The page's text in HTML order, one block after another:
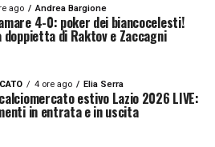
ago Andrea Bargione
4-0: poker dei biancocelesti!
doppietta di Raktov e Zaccagni
4 ore ago Elia Serra
estivo Lazio 2026 LIVE:
in entrata e in uscita